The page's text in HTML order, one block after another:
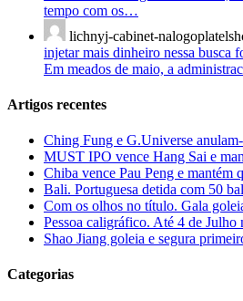
tempo com os…
lichnyj-cabinet-
injetar mais dinheiro nessa busca
Em meados de maio, a
Artigos recentes
Ching Fung e G.Universe
MUST IPO vence Hang Sai e
Chiba vence Pau Peng e mantém
Bali. Portuguesa detida com 50
Com os olhos no título. Gala
Pessoa caligráfico. Até 4 de Julho
Shao Jiang goleia e segura
Categorias